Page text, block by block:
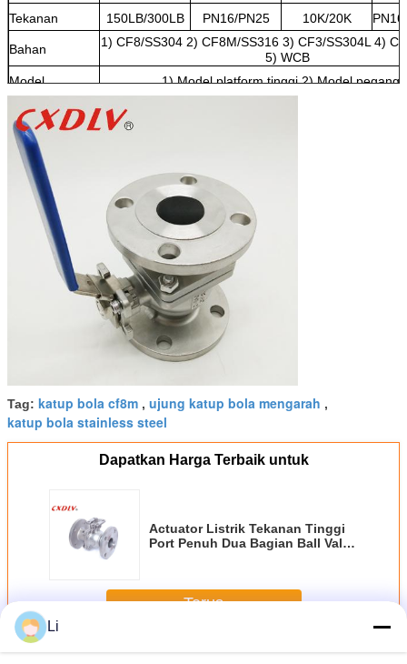
Tekanan
150LB/300LB PN16/PN25 10K/20K
Bahan
1) CF8/SS304 2) CF8M/SS316 3) CF3/SS304L 4)
5) WCB
Model
1) Model platform tinggi 2) Model
Tag: katup bola cf8m , ujung katup bola mengarah ,
katup bola stainless steel
Dapatkan Harga Terbaik untuk
Actuator Listrik Tekanan Tinggi
Port Penuh Dua Bagian Ball Valve
Terus
LebihFlanged ball valve
Li